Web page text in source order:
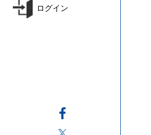
ログイン